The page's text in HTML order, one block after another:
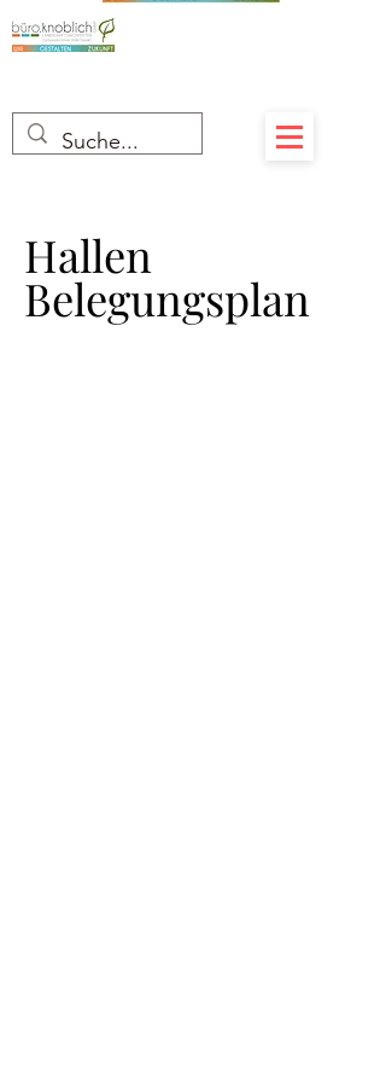
Hallen
Belegungsplan
Hallen
Belegungsplan